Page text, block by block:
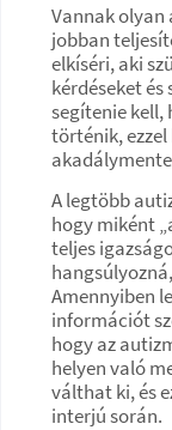
Vannak olyan
jobban
elkíséri, aki
kérdéseket
segítenie kell,
történik,
A legtöbb
hogy miként
teljes
Amennyiben
információt
hogy az
helyen való
válthat ki, és
interjú során.